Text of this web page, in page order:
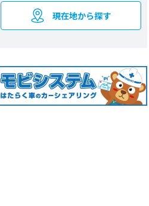
現在地から探す